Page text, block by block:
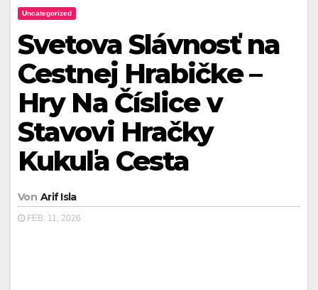
Uncategorized
Svetova Slávnosť na
Cestnej Hrabičke –
Hry Na Číslice v
Stavovi Hračky
Kukuľa Cesta
Von Arif Isla
FEB. 11, 2026